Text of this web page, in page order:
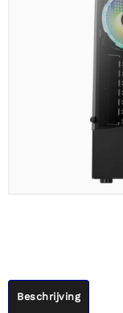
Beschrijving